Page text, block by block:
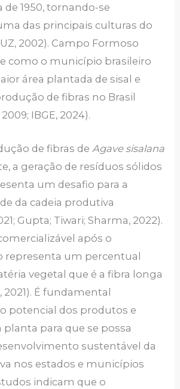
de 1950, tornando-se
das principais culturas do
2002). Campo Formoso
como o município brasileiro
área plantada de sisal e
de fibras no Brasil
IBGE, 2024).
de fibras deAgave sisalana
a geração de resíduos sólidos
um desafio para a
da cadeia produtiva
Gupta; Tiwari; Sharma, 2022).
após o
representa um percentual
vegetal que é a fibra longa
2021). É fundamental
potencial dos produtos e
para que se possa
sustentável da
nos estados e municípios
indicam que o